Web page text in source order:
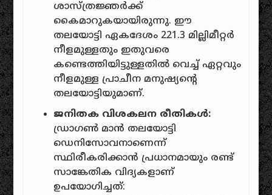
ശാസ്ത്രജ്ഞർക്ക്
കൈമാറുകയായിരുന്നു. ഈ
തലയോട്ടി ഏകദേശം 221.3 മില്ലിമീറ്റർ
നീളമുള്ളതും ഇതുവരെ
കണ്ടെത്തിയിട്ടുള്ളതിൽ വെച്ച് ഏറ്റവും
നീളമുള്ള പ്രാചീന മനുഷ്യന്റെ
തലയോട്ടിയുമാണ്.
ജനിതക വിശകലന രീതികൾ:
ഡ്രാഗൺ മാൻ തലയോട്ടി
ഡെനിസോവനാണെന്ന്
സ്ഥിരീകരിക്കാൻ പ്രധാനമായും രണ്ട്
സാങ്കേതിക വിദ്യകളാണ്
ഉപയോഗിച്ചത്: